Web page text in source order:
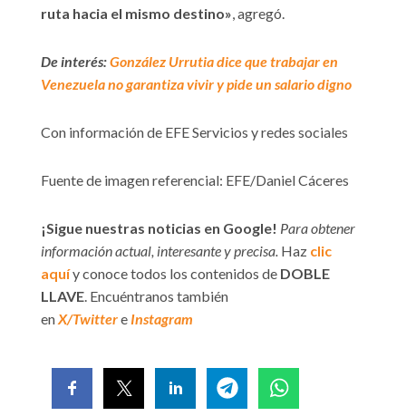
ruta hacia el mismo destino», agregó.
De interés:González Urrutia dice que trabajar en
Venezuela no garantiza vivir y pide un salario digno
Con información de EFE Servicios y redes sociales
Fuente de imagen referencial: EFE/Daniel Cáceres
¡Sigue nuestras noticias en Google! Para obtener
información actual, interesante y precisa. Haz clic
aquíy conoce todos los contenidos de DOBLE
LLAVE. Encuéntranos también
enX/Twittere Instagram